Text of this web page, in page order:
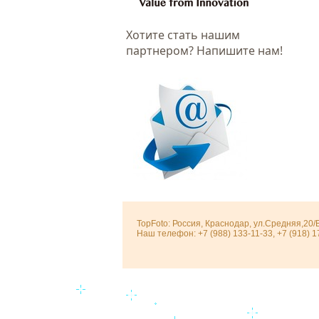
Хотитe стать нашим
партнером? Напишите нам!
TopFoto: Россия, Краснодар, ул.Средняя,20/
Наш телефон: +7 (988) 133-11-33, +7 (918)